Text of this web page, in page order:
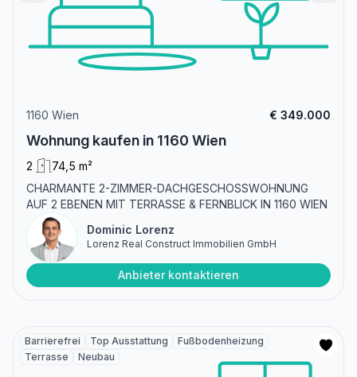
1160 Wien € 349.000
Wohnung kaufen in 1160 Wien
2
74,5 m²
CHARMANTE 2-ZIMMER-DACHGESCHOSSWOHNUNG
AUF 2 EBENEN MIT TERRASSE & FERNBLICK IN 1160 WIEN
Dominic Lorenz
Lorenz Real Construct Immobilien GmbH
Anbieter kontaktieren
Barrierefrei Top Ausstattung
Fußbodenheizung
Terrasse
Neubau